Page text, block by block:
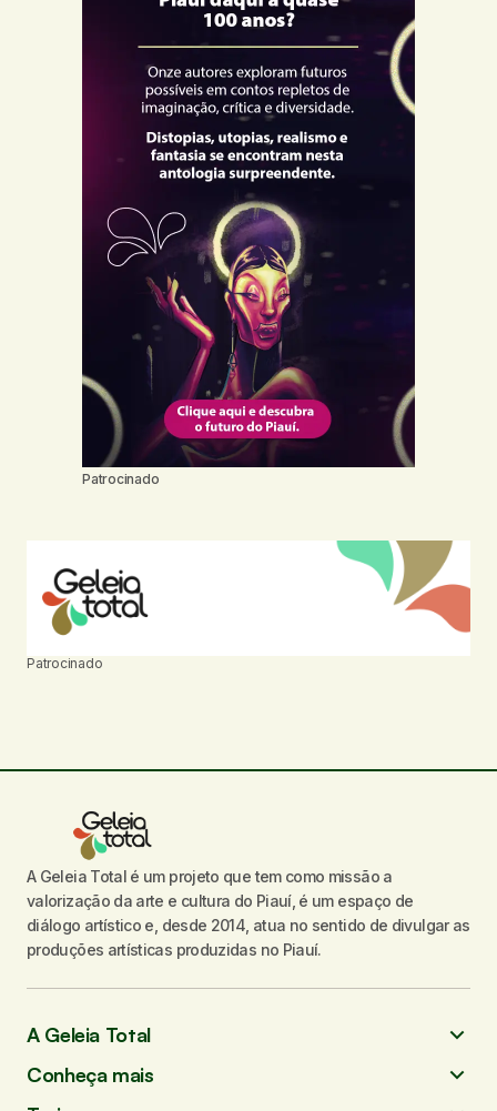
Patrocinado
Patrocinado
A Geleia Total é um projeto que tem como missão a
valorização da arte e cultura do Piauí, é um espaço de
diálogo artístico e, desde 2014, atua no sentido de divulgar as
produções artísticas produzidas no Piauí.
A Geleia Total
Conheça mais